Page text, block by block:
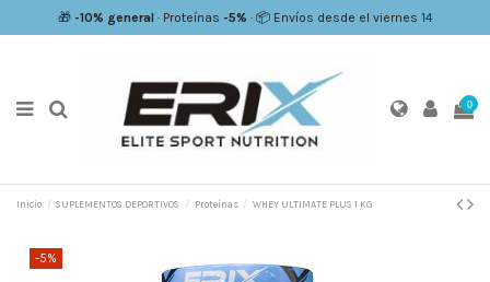
🎁 -10% general · Proteínas -5% · 📦 Envíos desde el viernes 14
0
Inicio SUPLEMENTOS DEPORTIVOS Proteínas WHEY ULTIMATE PLUS 1 KG
-5%